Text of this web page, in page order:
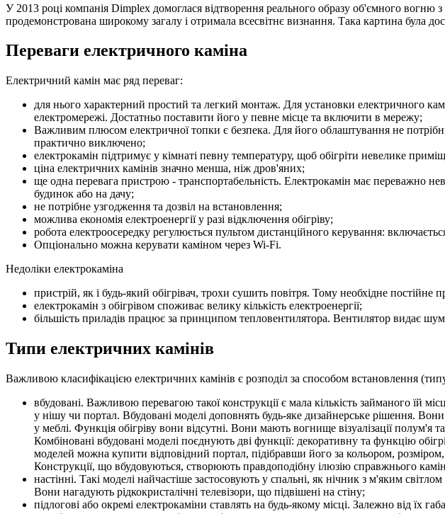
У 2013 році компанія Dimplex домоглася відтворення реального образу об'ємного вогню
продемонстрована широкому загалу і отримала всесвітнє визнання. Така картина була
Переваги електричного каміна
Електричний камін має ряд переваг:
для нього характерний простий та легкий монтаж. Для установки електричного
електромережі. Достатньо поставити його у певне місце та включити в мережу;
Важливим плюсом електричної топки є безпека. Для його облаштування не
практично виключено;
електрокамін підтримує у кімнаті певну температуру, щоб обігріти невелике
ціна електричних камінів значно менша, ніж дров'яних;
ще одна перевага пристрою - транспортабельність. Електрокамін має переважно
будинок або на дачу;
не потрібне узгодження та дозвіл на встановлення;
можлива економія електроенергії у разі відключення обігріву;
робота електроосередку регулюється пультом дистанційного керування:
Опціонально можна керувати каміном через Wi-Fi.
Недоліки електрокаміна
пристрій, як і будь-який обігрівач, трохи сушить повітря. Тому необхідне постійне
електрокамін з обігрівом споживає велику кількість електроенергії;
більшість приладів працює за принципом тепловентилятора. Вентилятор видає
Типи електричних камінів
Важливою класифікацією електричних камінів є розподіл за способом встановлення
вбудовані. Важливою перевагою такої конструкції є мала кількість займаного їй
у нішу чи портал. Вбудовані моделі доповнять будь-яке дизайнерське рішення.
у меблі. Функція обігріву вони відсутні. Вони мають вогнище візуалізації полум'я
Комбіновані вбудовані моделі поєднують дві функції: декоративну та функцію
моделей можна купити відповідний портал, підібравши його за кольором,
Конструкції, що вбудовуються, створюють правдоподібну ілюзію справжнього
настінні. Такі моделі найчастіше застосовують у спальні, як нічник з м'яким
Вони нагадують рідкокристалічні телевізори, що підвішені на стіну;
підлогові або окремі електрокаміни ставлять на будь-якому місці. Залежно від їх